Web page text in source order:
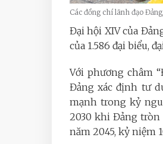
Các đồng chí lãnh đạo
Đại hội XIV của
của 1.586 đại biểu,
Với phương châm
Đảng xác định tư
mạnh trong kỷ
2030 khi Đảng tròn
năm 2045, kỷ niệm